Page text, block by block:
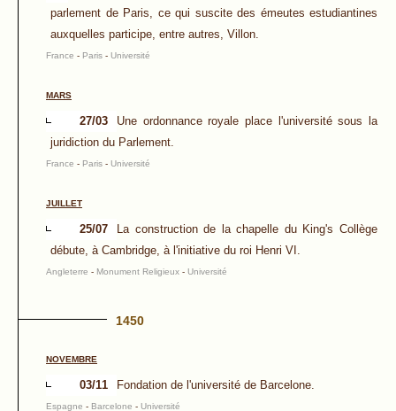
parlement de Paris, ce qui suscite des émeutes estudiantines
auxquelles participe, entre autres, Villon.
France - Paris - Université
MARS
27/03
Une ordonnance royale place l'université sous la
juridiction du Parlement.
France - Paris - Université
JUILLET
25/07
La construction de la chapelle du King's Collège
débute, à Cambridge, à l'initiative du roi Henri VI.
Angleterre - Monument Religieux - Université
1450
NOVEMBRE
03/11 Fondation de l'université de Barcelone.
Espagne - Barcelone - Université